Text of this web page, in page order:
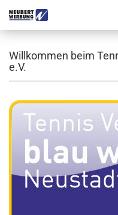
Willkommen beim
e.V.